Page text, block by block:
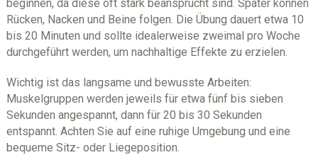
beginnen, da diese oft stark beansprucht sind. Später können
Rücken, Nacken und Beine folgen. Die Übung dauert etwa 10
bis 20 Minuten und sollte idealerweise zweimal pro Woche
durchgeführt werden, um nachhaltige Effekte zu erzielen.
Wichtig ist das langsame und bewusste Arbeiten:
Muskelgruppen werden jeweils für etwa fünf bis sieben
Sekunden angespannt, dann für 20 bis 30 Sekunden
entspannt. Achten Sie auf eine ruhige Umgebung und eine
bequeme Sitz- oder Liegeposition.